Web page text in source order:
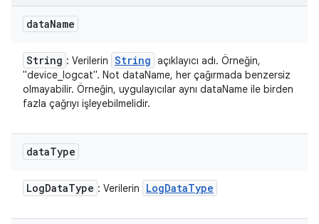
dataName
String : Verilerin String açıklayıcı adı. Örneğin,
"device_logcat". Not dataName, her çağırmada benzersiz
olmayabilir. Örneğin, uygulayıcılar aynı dataName ile birden
fazla çağrıyı işleyebilmelidir.
dataType
LogDataType : Verilerin LogDataType